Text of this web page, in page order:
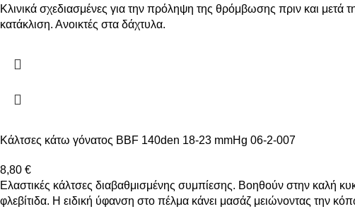
Κλινικά σχεδιασμένες για την πρόληψη της θρόμβωσης πριν και μετά
κατάκλιση. Ανοικτές στα δάχτυλα.
Κάλτσες κάτω γόνατος BBF 140den 18-23 mmHg 06-2-007
8,80 €
Ελαστικές κάλτσες διαβαθμισμένης συμπίεσης. Βοηθούν στην καλή
φλεβίτιδα. Η ειδική ύφανση στο πέλμα κάνει μασάζ μειώνοντας την